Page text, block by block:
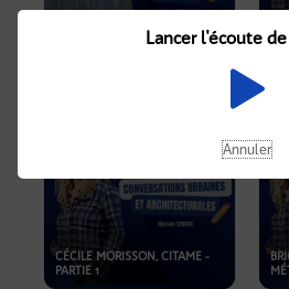
CRÉER DE LA VALEUR DANS
CÉCILE MORISSON, CITAME -
PARTIE 1
Lancer l'écoute
Annuler